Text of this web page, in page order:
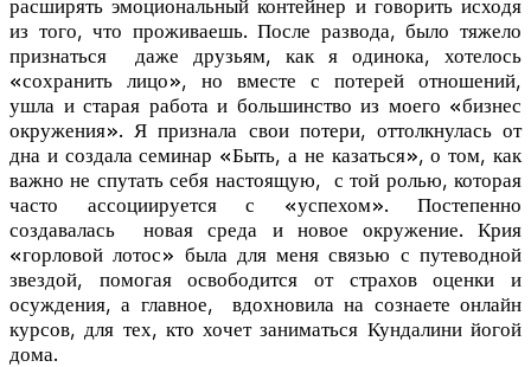
расширять эмоциональный контейнер и говорить исходя
из того, что проживаешь. После развода, было тяжело
признаться даже друзьям, как я одинока, хотелось
«сохранить лицо», но вместе с потерей отношений,
ушла и старая работа и большинство из моего «бизнес
окружения». Я признала свои потери, оттолкнулась от
дна и создала семинар «Быть, а не казаться», о том, как
важно не спутать себя настоящую, с той ролью, которая
часто ассоциируется с «успехом». Постепенно
создавалась новая среда и новое окружение. Крия
«горловой лотос» была для меня связью с путеводной
звездой, помогая освободится от страхов оценки и
осуждения, а главное, вдохновила на сознаете онлайн
курсов, для тех, кто хочет заниматься Кундалини йогой
дома.